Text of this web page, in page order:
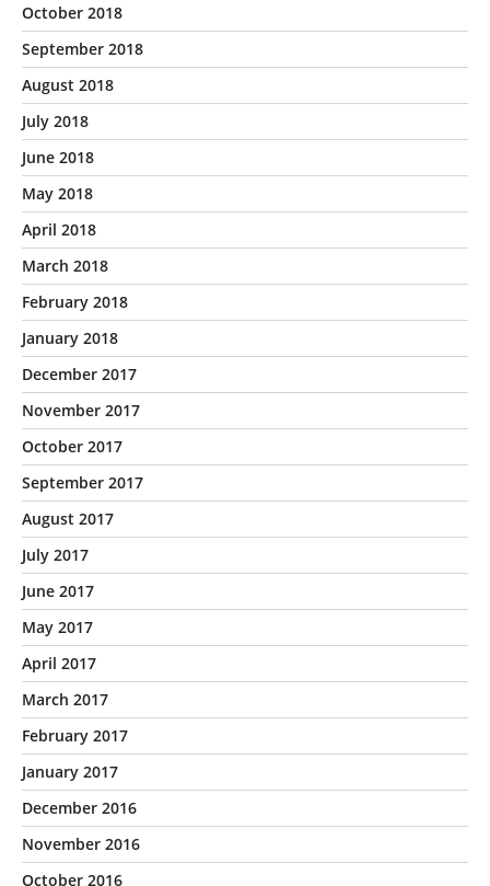
October 2018
September 2018
August 2018
July 2018
June 2018
May 2018
April 2018
March 2018
February 2018
January 2018
December 2017
November 2017
October 2017
September 2017
August 2017
July 2017
June 2017
May 2017
April 2017
March 2017
February 2017
January 2017
December 2016
November 2016
October 2016